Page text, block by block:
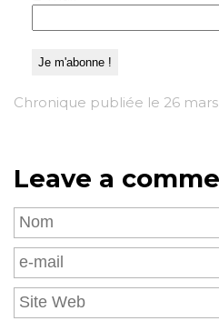
Chronique publiée le 26
Leave a